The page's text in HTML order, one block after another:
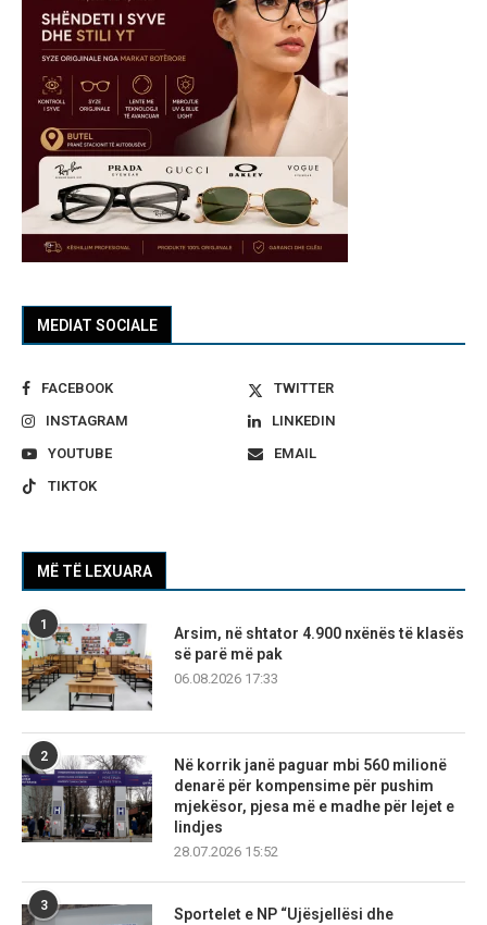
MEDIAT SOCIALE
FACEBOOK
TWITTER
INSTAGRAM
LINKEDIN
YOUTUBE
EMAIL
TIKTOK
MË TË LEXUARA
1
Arsim, në shtator 4.900 nxënës të klasës
së parë më pak
06.08.2026 17:33
2
Në korrik janë paguar mbi 560 milionë
denarë për kompensime për pushim
mjekësor, pjesa më e madhe për lejet e
lindjes
28.07.2026 15:52
3
Sportelet e NP “Ujësjellësi dhe